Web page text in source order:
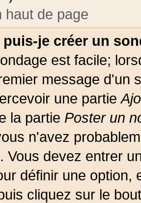
haut de page
je créer un
est facile;
message d'un
une partie
la partie Poster un
n'avez
Vous devez entrer
définir une option,
cliquez sur le